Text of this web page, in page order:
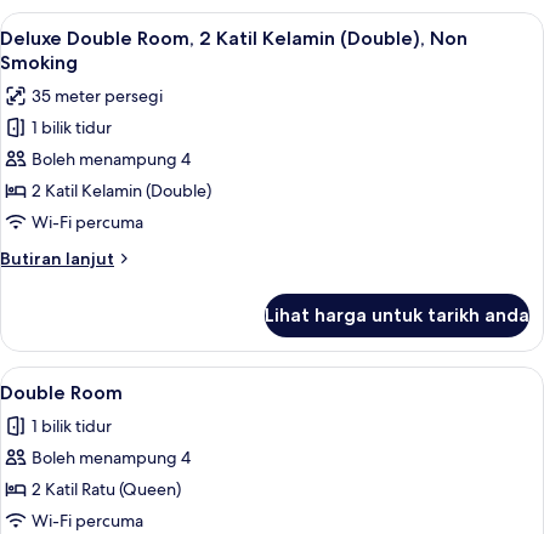
Katil
Ratu
(Queen),
Accessible
Lihat
semua
foto
untuk
Deluxe
Double
Room,
2
Katil
Kelamin
Non
Smoking
Deluxe Double Room, 2 Katil
5
Deluxe Double Room, 2 Katil Kelamin (Double), Non
Smoking
35 meter persegi
1 bilik tidur
Boleh menampung 4
2 Katil Kelamin (Double)
Wi-Fi percuma
Butiran lanjut
Butiran
Double
Room,
2
Kelamin
(Double),
Smoking
Lihat harga untuk tarikh anda
Lihat
semua
foto
untuk
Double
Room
Peralatan tempat tidur
5
Double Room
1 bilik tidur
Boleh menampung 4
2 Katil Ratu (Queen)
Wi-Fi percuma